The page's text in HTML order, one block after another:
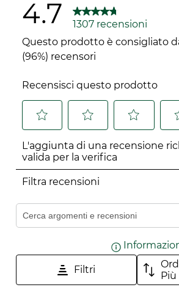
4.7
1307 recensioni
Questo prodotto è consigliato da
(96%) recensori
Recensisci questo prodotto
per
valutare
l'articolo
una
1
Questa
aprirà
per
l'articolo
stelle.
azione
aprirà
il
per
stelle.
Questa
azione
il
per
il
L'aggiunta di una recensione
valida per la verifica
Filtra recensioni
Cerca argomenti e ricerca delle
Filtri